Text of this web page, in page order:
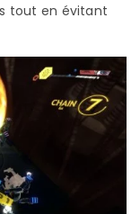
tout en évitant